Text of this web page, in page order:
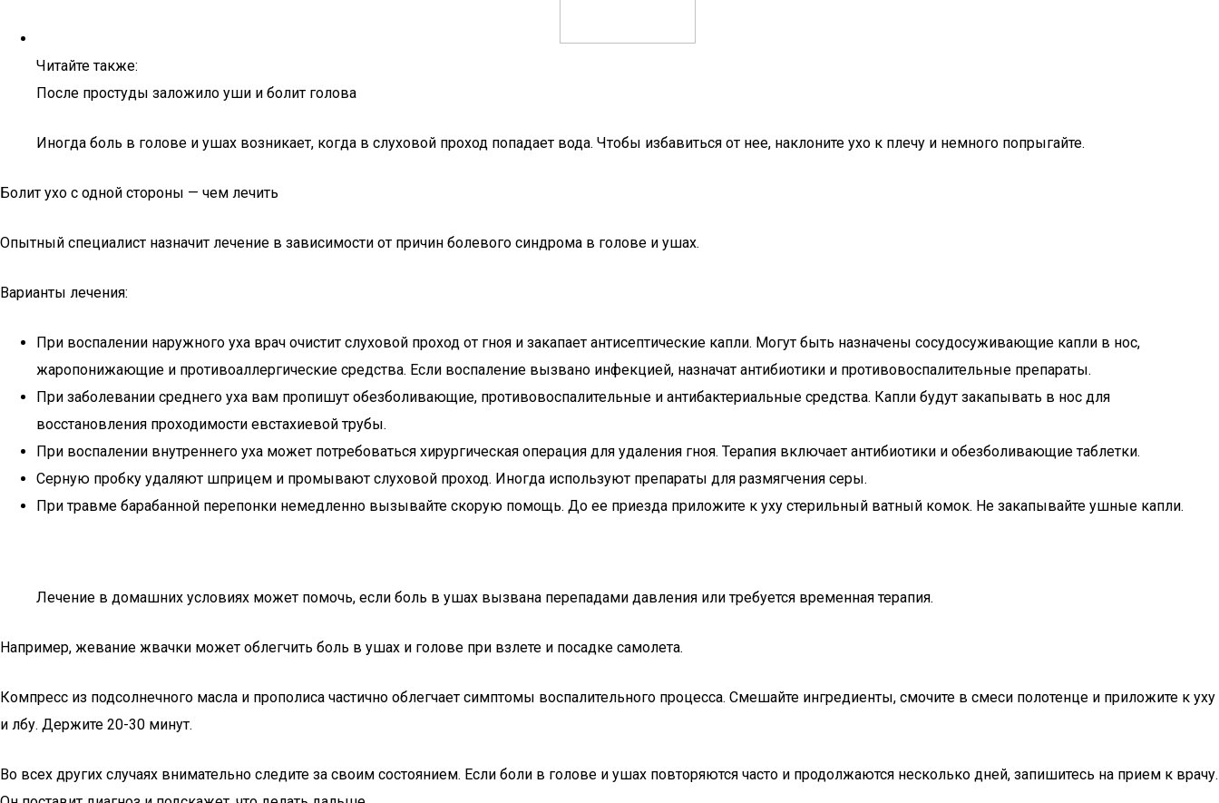
Читайте также:
После простуды заложило уши и болит голова
Иногда боль в голове и ушах возникает, когда в слуховой проход попадает вода. Чтобы избавиться от нее, наклоните ухо к плечу и немного попрыгайте.
Болит ухо с одной стороны — чем лечить
Опытный специалист назначит лечение в зависимости от причин болевого синдрома в голове и ушах.
Варианты лечения:
При воспалении наружного уха врач очистит слуховой проход от гноя и закапает антисептические капли. Могут быть назначены сосудосуживающие капли в нос,
жаропонижающие и противоаллергические средства. Если воспаление вызвано инфекцией, назначат антибиотики и противовоспалительные препараты.
При заболевании среднего уха вам пропишут обезболивающие, противовоспалительные и антибактериальные средства. Капли будут закапывать в нос для
восстановления проходимости евстахиевой трубы.
При воспалении внутреннего уха может потребоваться хирургическая операция для удаления гноя. Терапия включает антибиотики и обезболивающие таблетки.
Серную пробку удаляют шприцем и промывают слуховой проход. Иногда используют препараты для размягчения серы.
При травме барабанной перепонки немедленно вызывайте скорую помощь. До ее приезда приложите к уху стерильный ватный комок. Не закапывайте ушные капли.
Лечение в домашних условиях может помочь, если боль в ушах вызвана перепадами давления или требуется временная терапия.
Например, жевание жвачки может облегчить боль в ушах и голове при взлете и посадке самолета.
Компресс из подсолнечного масла и прополиса частично облегчает симптомы воспалительного процесса. Смешайте ингредиенты, смочите в смеси полотенце и приложите к уху
и лбу. Держите 20-30 минут.
Во всех других случаях внимательно следите за своим состоянием. Если боли в голове и ушах повторяются часто и продолжаются несколько дней, запишитесь на прием к врачу.